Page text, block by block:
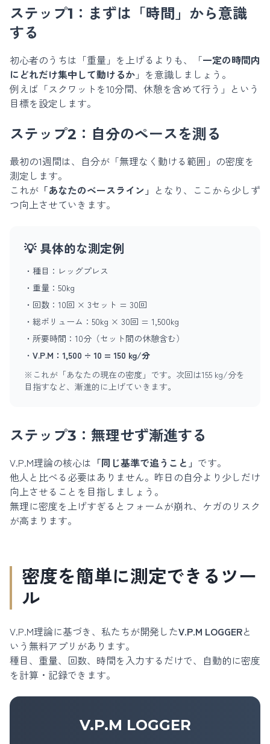
ステップ1：まずは「時間」から意識
する
初心者のうちは「重量」を上げるよりも、「一定の時間内
にどれだけ集中して動けるか 」を意識しましょう。
例えば「スクワットを10分間、休憩を含めて行う」という
目標を設定します。
ステップ2：自分のペースを測る
最初の1週間は、自分が「無理なく動ける範囲」の密度を
測定します。
これが 「あなたのベースライン」 となり、ここから少しず
つ向上させていきます。
💡 具体的な測定例
・種目：レッグプレス
・重量：50kg
・回数：10回 × 3セット = 30回
・総ボリューム：50kg × 30回 = 1,500kg
・所要時間：10分（セット間の休憩含む）
・ V.P.M：1,500 ÷ 10 = 150 kg/分
※これが「あなたの現在の密度」です。次回は155 kg/分を
目指すなど、漸進的に上げていきます。
ステップ3：無理せず漸進する
V.P.M理論の核心は 「同じ基準で追うこと」 です。
他人と比べる必要はありません。昨日の自分より少しだけ
向上させることを目指しましょう。
無理に密度を上げすぎるとフォームが崩れ、ケガのリスク
が高まります。
密度を簡単に測定できるツー
ル
V.P.M理論に基づき、私たちが開発したV.P.M LOGGERと
いう無料アプリがあります。
種目、重量、回数、時間を入力するだけで、自動的に密度
を計算・記録できます。
V.P.M LOGGER